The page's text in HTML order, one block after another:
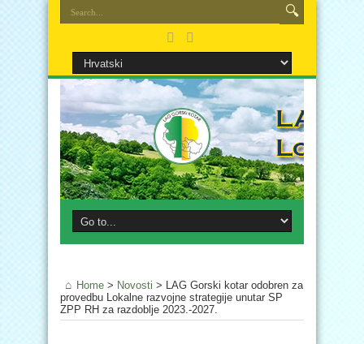
Home > Novosti > LAG Gorski kotar odobren za
provedbu Lokalne razvojne strategije unutar SP
ZPP RH za razdoblje 2023.-2027.